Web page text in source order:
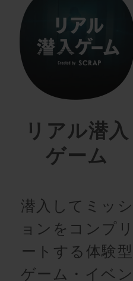
リアル潜入
ゲーム
潜入してミッシ
ョンをコンプリ
ートする体験型
ゲーム・イベン